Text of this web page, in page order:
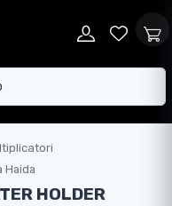
Haida
HOLDER